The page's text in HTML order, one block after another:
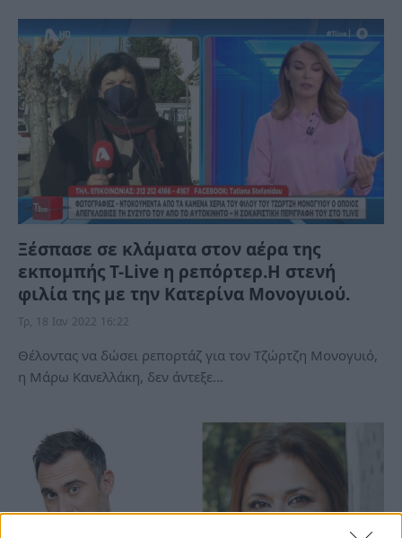
Ξέσπασε σε κλάματα στον αέρα της
εκπομπής T-Live η ρεπόρτερ.Η στενή
φιλία της με την Κατερίνα Μονογυιού.
Τρ, 18 Ιαν 2022 16:22
Θέλοντας να δώσει ρεπορτάζ για τον Τζώρτζη Μονογυιό,
η Μάρω Κανελλάκη, δεν άντεξε…